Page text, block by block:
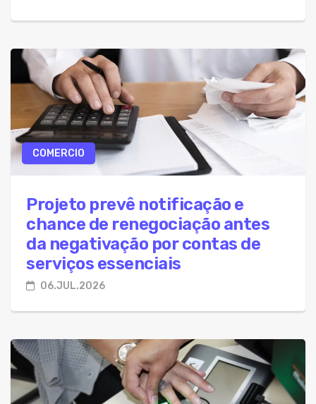
COMERCIO
Projeto prevê notificação e
chance de renegociação antes
da negativação por contas de
serviços essenciais
06.JUL.2026